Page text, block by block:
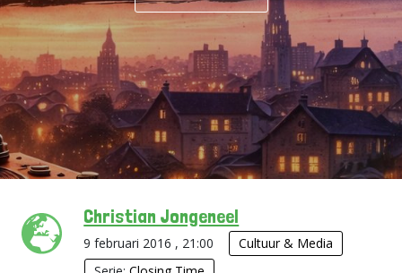
Christian Jongeneel
9 februari 2016 , 21:00
Cultuur & Media